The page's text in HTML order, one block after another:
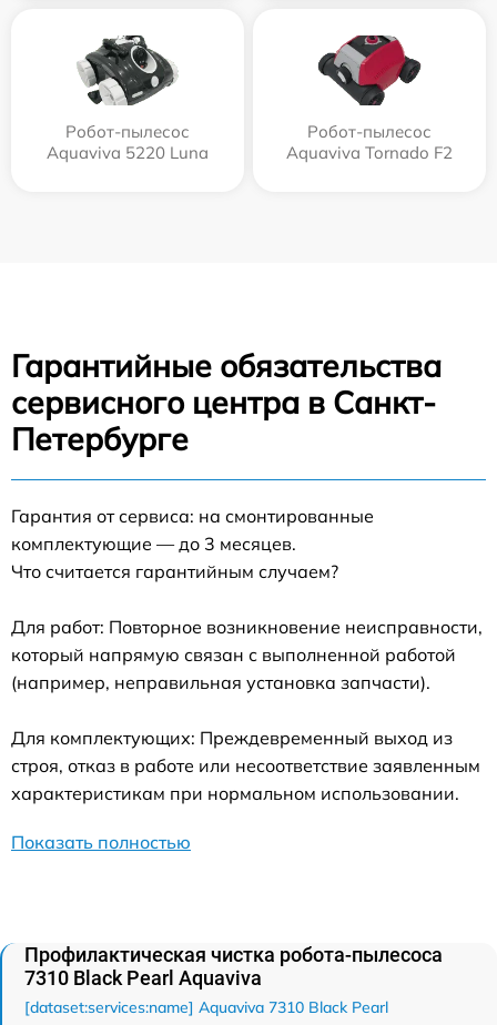
Робот-пылесос
Aquaviva 5220 Luna
Робот-пылесос
Aquaviva Tornado F2
Гарантийные обязательства
сервисного центра в Санкт-
Петербурге
Гарантия от сервиса: на смонтированные
комплектующие — до 3 месяцев.
Что считается гарантийным случаем?
Для работ: Повторное возникновение неисправности,
который напрямую связан с выполненной работой
(например, неправильная установка запчасти).
Для комплектующих: Преждевременный выход из
строя, отказ в работе или несоответствие заявленным
характеристикам при нормальном использовании.
Показать полностью
Профилактическая чистка робота-пылесоса
7310 Black Pearl Aquaviva
[dataset:services:name] Aquaviva 7310 Black Pearl